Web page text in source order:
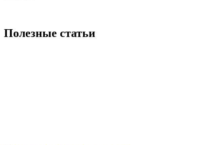
Полезные статьи